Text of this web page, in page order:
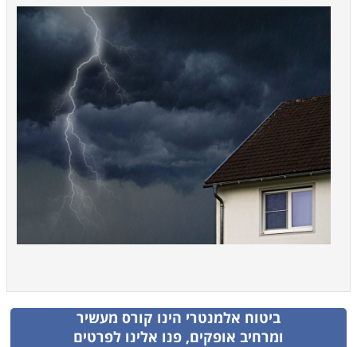
ביטוח אלמנטרי הינו קורס מעשיר
ומרחיב אופקים, פנו אלינו לפרטים